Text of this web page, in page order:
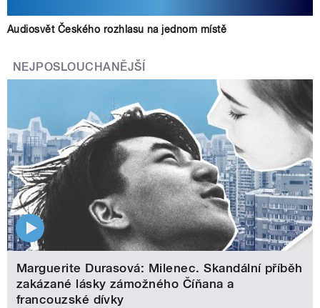
Audiosvět Českého rozhlasu na jednom místě
NEJPOSLOUCHANĚJŠÍ
Marguerite Durasová: Milenec. Skandální příběh
zakázané lásky zámožného Číňana a
francouzské dívky